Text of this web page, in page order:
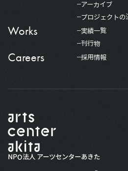
アーカイブ
プロジェクトの
Works
実績一覧
刊行物
Careers 採用情報
NPO法人 アーツセンターあきた